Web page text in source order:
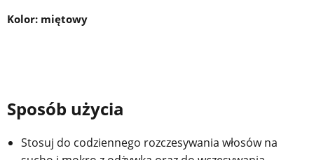
Kolor: miętowy
Sposób użycia
Stosuj do codziennego rozczesywania włosów na